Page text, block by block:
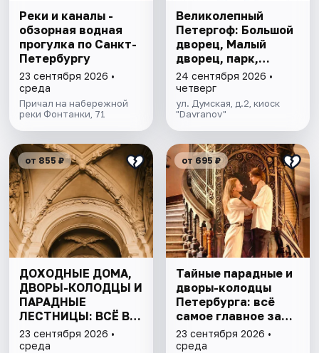
Реки и каналы -
обзорная водная
прогулка по Санкт-
Петербургу
23 сентября 2026 •
среда
Причал на набережной
реки Фонтанки, 71
Великолепный
Петергоф: Большой
дворец, Малый
дворец, парк,
фонтаны
24 сентября 2026 •
четверг
ул. Думская, д.2, киоск
"Davranov"
от 855 ₽
ДОХОДНЫЕ ДОМА,
ДВОРЫ-КОЛОДЦЫ И
ПАРАДНЫЕ
ЛЕСТНИЦЫ: ВСЁ В
ОДНОЙ ПРОГУЛКЕ
23 сентября 2026 •
среда
от 695 ₽
Тайные парадные и
дворы-колодцы
Петербурга: всё
самое главное за
1,5 часа
23 сентября 2026 •
среда